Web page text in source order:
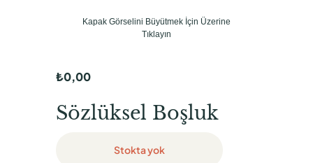
Kapak Görselini Büyütmek İçin Üzerine
Tıklayın
₺0,00
Sözlüksel Boşluk
Stokta yok